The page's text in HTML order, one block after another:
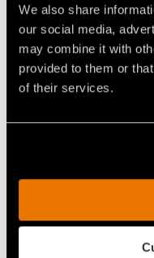
We also share
our social media,
may combine it with
provided to them or
of their services.
Treibstoff zu
VIDEO FORSTWIRTSCHAFT